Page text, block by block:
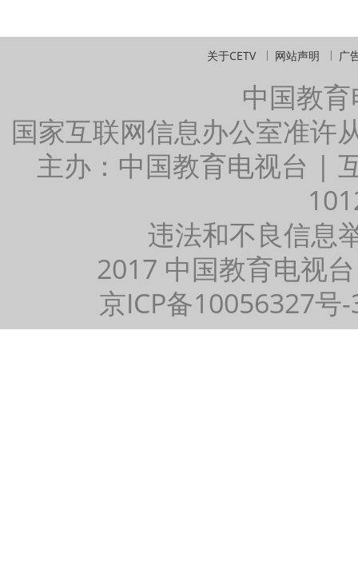
关于CETV 网站声明 广
中国教
国家互联网信息办公室准许
主办：中国教育电视台 |
违法和不良信息
2017 中国教育电视
京ICP备10056327号